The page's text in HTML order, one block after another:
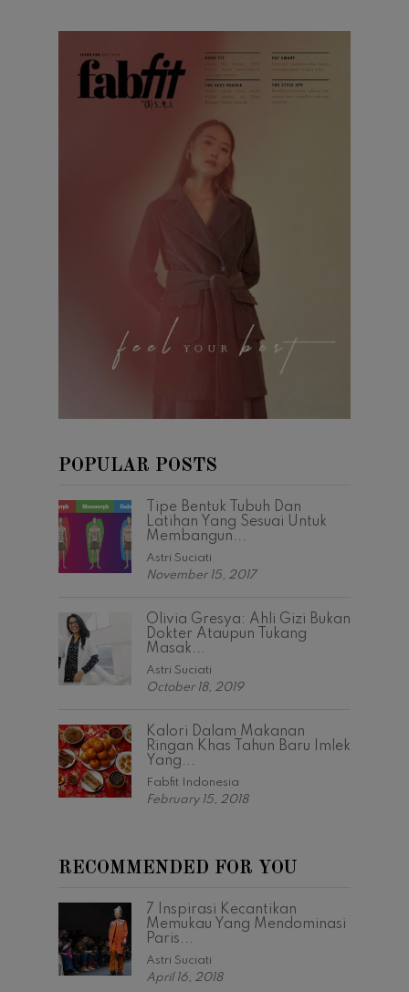
POPULAR POSTS
Tipe Bentuk Tubuh Dan
Latihan Yang Sesuai Untuk
Membangun...
Astri Suciati
November 15, 2017
Olivia Gresya: Ahli Gizi Bukan
Dokter Ataupun Tukang
Masak...
Astri Suciati
October 18, 2019
Kalori Dalam Makanan
Ringan Khas Tahun Baru Imlek
Yang...
Fabfit Indonesia
February 15, 2018
RECOMMENDED FOR YOU
7 Inspirasi Kecantikan
Memukau Yang Mendominasi
Paris...
Astri Suciati
April 16, 2018